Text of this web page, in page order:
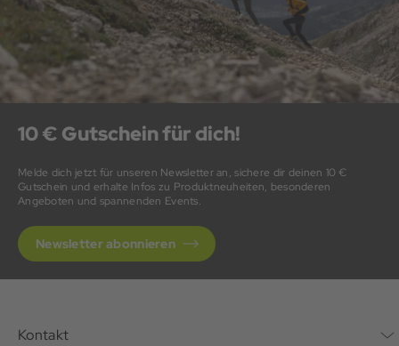
10 € Gutschein für dich!
Melde dich jetzt für unseren Newsletter an, sichere dir deinen 10 €
Gutschein und erhalte Infos zu Produktneuheiten, besonderen
Angeboten und spannenden Events.
Newsletter abonnieren
Kontakt